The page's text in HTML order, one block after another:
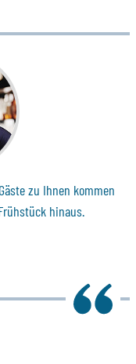
zu Ihnen kommen
hinaus.